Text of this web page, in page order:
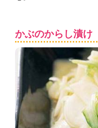
かぶのからし漬け